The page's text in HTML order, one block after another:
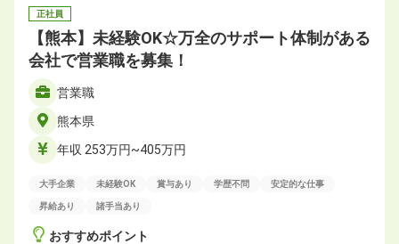
正社員
【熊本】未経験OK☆万全のサポート体制がある
会社で営業職を募集！
営業職
熊本県
年収 253万円~405万円
大手企業 未経験OK 賞与あり 学歴不問 安定的な仕事
昇給あり 諸手当あり
おすすめポイント